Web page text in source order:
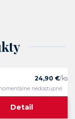
24,90 €/ks
nedostupné
Detail